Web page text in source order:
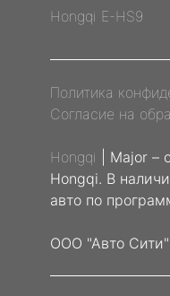
Hongqi E-HS9
Политика
Согласие на
Hongqi | Major –
Hongqi. В
авто по
ООО "Авто